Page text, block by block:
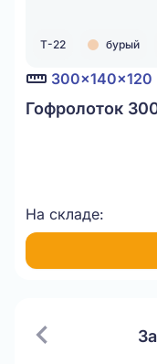
Т-22 бурый
300x140x120
Гофролоток
На складе: